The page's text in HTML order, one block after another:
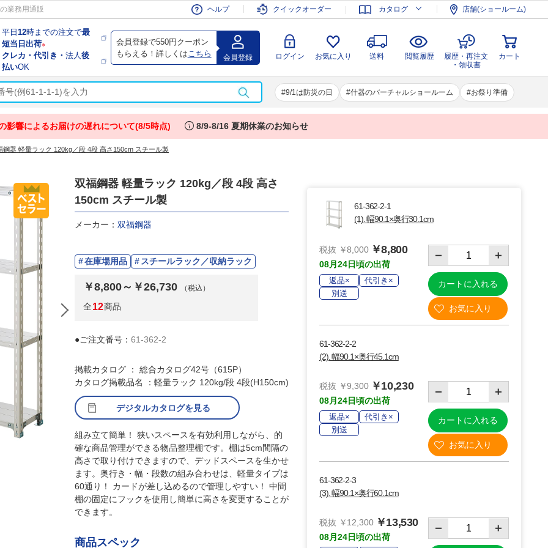
業務用通販 ヘルプ クイックオーダー カタログ 店舗(ショールーム)
平日12時までの注文で最
短当日出荷※
クレカ・代引き・法人後
払いOK
会員登録で550円クーポン
もらえる！詳しくは こちら 会員登録 ログイン お気に入り 送料 閲覧履歴
履歴・再注文
・領収書
カート
9/1は防災の日 什器のバーチャルショールーム お祭り準備
会員登録 ログイン お気に入り 送料 閲覧履歴
履歴・再注文
・領収書
カート
影響によるお届けの遅れについて(8/5時点) info 8/9-8/16 夏期休業のお知らせ
鋼器 軽量ラック 120kg／段 4段 高さ150cm スチール製
(1)W90.1×D30.1cm
双福鋼器 軽量ラック 120kg／段 4段 高さ
150cm スチール製
メーカー： 双福鋼器
在庫場用品 スチールラック／収納ラック
￥8,800～￥26,730 （税込）
全12商品
●ご注文番号： 61-362-2
掲載カタログ ： 総合カタログ42号（615P）
デジタルカタログを見る
カタログ掲載品名 ：軽量ラック 120kg/段 4段(H150cm)
組み立て簡単！ 狭いスペースを有効利用しながら、的
確な商品管理ができる物品整理棚です。棚は5cm間隔の
高さで取り付けできますので、デッドスペースを生かせ
ます。奥行き・幅・段数の組み合わせは、軽量タイプは
60通り！ カードが差し込めるので管理しやすい！ 中間
棚の固定にフックを使用し簡単に高さを変更することが
できます。
商品スペック
61-362-2-1
(1). 幅90.1×奥行30.1cm
税抜 ￥8,000 ￥8,800
08月24日頃の出荷
返品×
代引き×
別送
カートに入れる
61-362-2-2
(2). 幅90.1×奥行45.1cm
税抜 ￥9,300 ￥10,230
08月24日頃の出荷
返品×
代引き×
別送
カートに入れる
61-362-2-3
(3). 幅90.1×奥行60.1cm
税抜 ￥12,300 ￥13,530
08月24日頃の出荷